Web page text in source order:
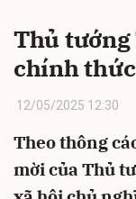
Thủ tướng
chính
12/05/2025 12:30
Theo thông
mời của Thủ